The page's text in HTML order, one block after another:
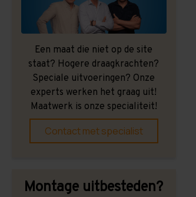
Een maat die niet op de site
staat? Hogere draagkrachten?
Speciale uitvoeringen? Onze
experts werken het graag uit!
Maatwerk is onze specialiteit!
Contact met specialist
Montage uitbesteden?